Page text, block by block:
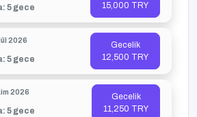
15,000 TRY
5 gece
2026
Gecelik
12,500 TRY
5 gece
2026
Gecelik
11,250 TRY
5 gece